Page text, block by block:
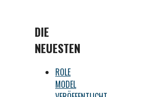
DIE
NEUESTEN
ROLE
MODEL